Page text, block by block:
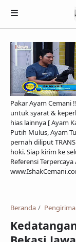
Payment
Privacy Policy
Feed
Pakar Ayam Cemani
untuk syarat &
hias lainnya [ Ayam
Putih Mulus, Ayam
pernah diliput
hoki. Siap kirim ke
Referensi
Beranda